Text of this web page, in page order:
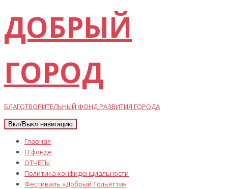
ДОБРЫЙ
ГОРОД
БЛАГОТВОРИТЕЛЬНЫЙ ФОНД РАЗВИТИЯ ГОРОДА
Вкл/Выкл навигацию
Главная
О фонде
ОТЧЕТЫ
Политика конфиденциальности
Фестиваль «Добрый Тольятти»